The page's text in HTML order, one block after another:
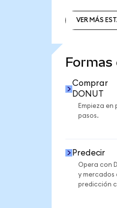
VER MÁS
Formas
Comprar
DONUT
Empieza en
pasos.
Predecir
Opera con
y mercados
predicción